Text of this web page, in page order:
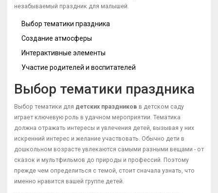
незабываемый праздник для малышей.
Выбор тематики праздника
Создание атмосферы
Интерактивные элементы
Участие родителей и воспитателей
Выбор тематики праздника
Выбор тематики для детских праздников в детском саду
играет ключевую роль в удачном мероприятии. Тематика
должна отражать интересы и увлечения детей, вызывая у них
искренний интерес и желание участвовать. Обычно дети в
дошкольном возрасте увлекаются самыми разными вещами - от
сказок и мультфильмов до природы и профессий. Поэтому
прежде чем определиться с темой, стоит сначала узнать, что
именно нравится вашей группе детей.